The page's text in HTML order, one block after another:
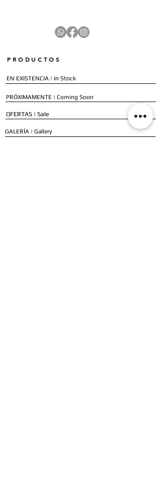
PRODUCTOS
EN EXISTENCIA | In Stock
PRÓXIMAMENTE | Coming Soon
OFERTAS | Sale
GALERÍA | Gallery